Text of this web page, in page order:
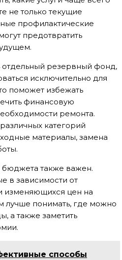
не только текущие
профилактические
предотвратить
отдельный резервный фонд,
исключительно для
поможет избежать
финансовую
ремонта.
категорий
материалы, замена
также важен.
в зависимости от
изменяющихся цен на
лучше понимать, где можно
а также заметить
способы